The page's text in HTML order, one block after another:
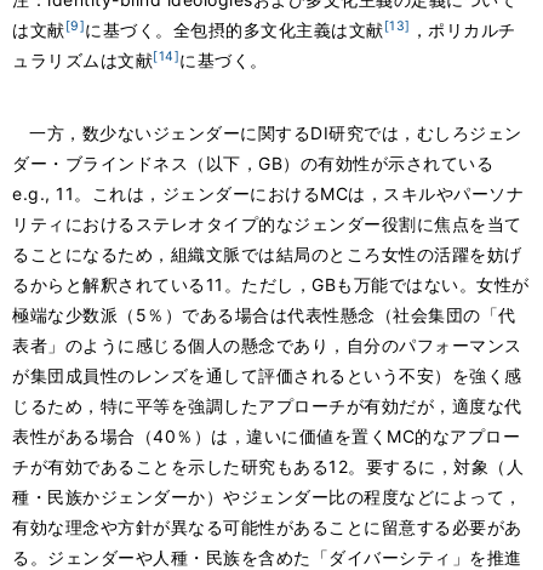
は文献[9]に基づく。全包摂的多文化主義は文献[13]
，ポリカルチ
ュラリズムは文献[14]に基づく。
一方，数少ないジェンダーに関するDI研究では，むしろジェン
ダー・ブラインドネス（以下，GB）の有効性が示されている
e.g., 11。これは，ジェンダーにおけるMCは，スキルやパーソナ
リティにおけるステレオタイプ的なジェンダー役割に焦点を当て
ることになるため，組織文脈では結局のところ女性の活躍を妨げ
るからと解釈されている11。ただし，GBも万能ではない。女性が
極端な少数派（5％）である場合は代表性懸念（社会集団の「代
表者」のように感じる個人の懸念であり，自分のパフォーマンス
が集団成員性のレンズを通して評価されるという不安）を強く感
じるため，特に平等を強調したアプローチが有効だが，適度な代
表性がある場合（40％）は，違いに価値を置くMC的なアプロー
チが有効であることを示した研究もある12。要するに，対象（人
種・民族かジェンダーか）やジェンダー比の程度などによって，
有効な理念や方針が異なる可能性があることに留意する必要があ
る。ジェンダーや人種・民族を含めた「ダイバーシティ」を推進